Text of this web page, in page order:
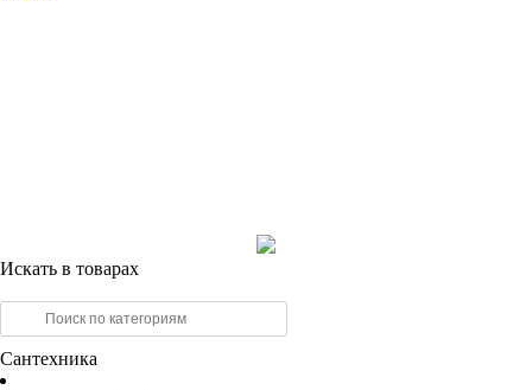
Искать в товарах
Сантехника